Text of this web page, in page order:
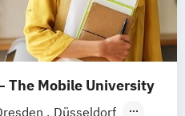
The Mobile University
Düsseldorf